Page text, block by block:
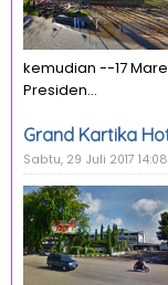
kemudian --17
Presiden...
Grand Kartika
Sabtu, 29 Juli 2017